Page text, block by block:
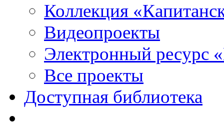
Коллекция
Видеопроекты
Электронный ресурс
Все проекты
Доступная библиотека